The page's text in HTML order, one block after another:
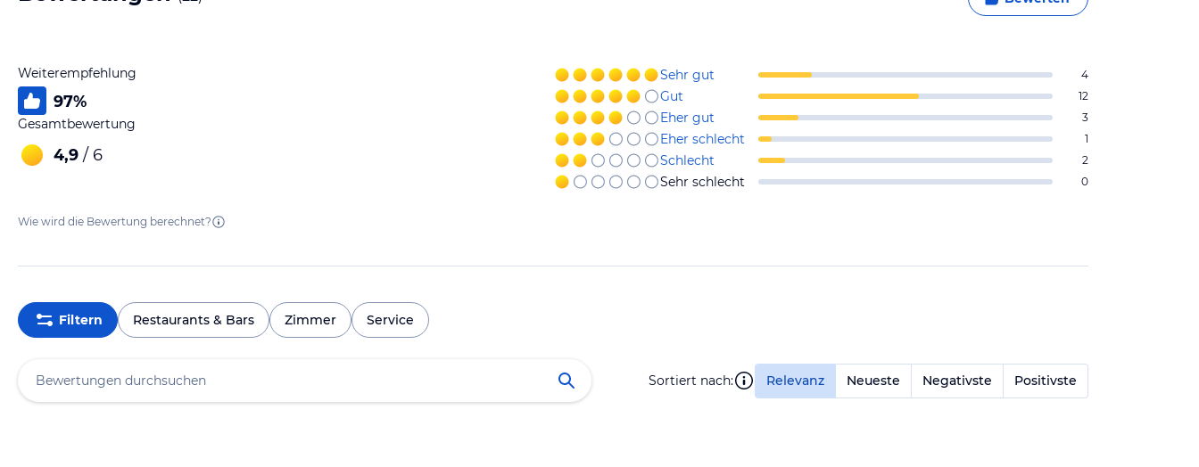
Weiterempfehlung
97%
Gesamtbewertung
4,9 / 6
Sehr gut 4
Gut 12
Eher gut 3
Eher schlecht 1
Schlecht 2
Sehr schlecht 0
Wie wird die Bewertung berechnet?
Filtern Restaurants & Bars Zimmer Service
Sortiert nach: Relevanz Neueste Negativste Positivste